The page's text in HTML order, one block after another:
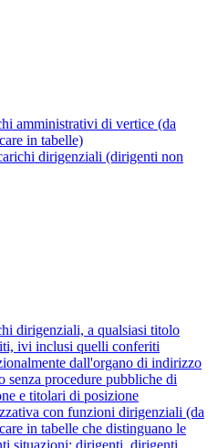
amministrativi di vertice (da
in tabelle)
dirigenziali (dirigenti non
dirigenziali, a qualsiasi titolo
ivi inclusi quelli conferiti
dall'organo di indirizzo
senza procedure pubbliche di
e titolari di posizione
con funzioni dirigenziali (da
in tabelle che distinguano le